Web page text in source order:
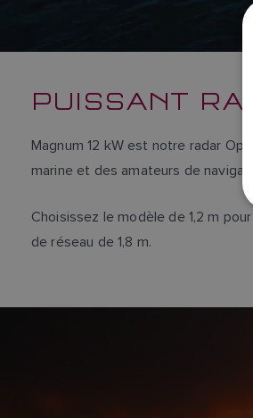
PUISSANT
Magnum 12 kW est notre radar
marine et des amateurs de
Choisissez le modèle de 1,2 m
de réseau de 1,8 m.